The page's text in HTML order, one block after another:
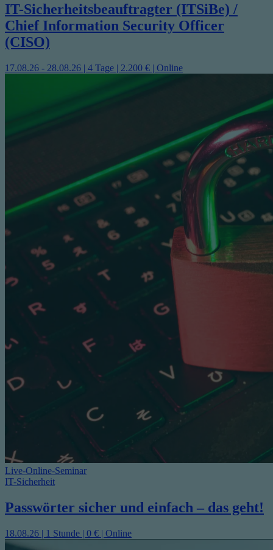
IT-Sicherheitsbeauftragter (ITSiBe) /
Chief Information Security Officer
(CISO)
17.08.26 - 28.08.26 | 4 Tage | 2.200 € | Online
Live-Online-Seminar
IT-Sicherheit
Passwörter sicher und einfach – das geht!
18.08.26 | 1 Stunde | 0 € | Online